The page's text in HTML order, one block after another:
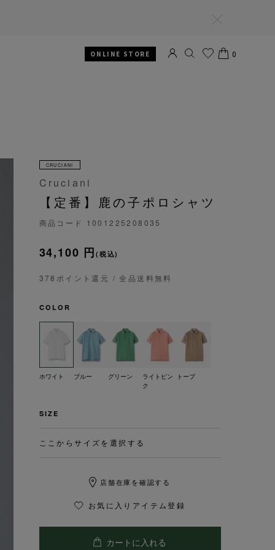
る
ONLINE STORE 0
CRUCIANI
Cruciani
【定番】鹿の子ポロシャツ
商品コード 1001225208035
34,100 円 (税込)
378ポイント還元 / 全品送料無料
COLOR
ホワイト ブルー グリーン
ライトピン
ク
トープ
SIZE
ここからサイズを選択する
店舗在庫を確認する
お気に入りアイテム登録